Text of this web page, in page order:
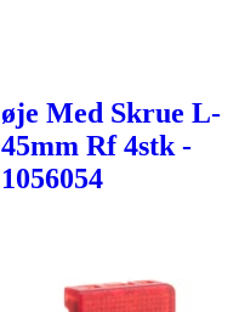
øje Med Skrue L-
45mm Rf 4stk -
1056054